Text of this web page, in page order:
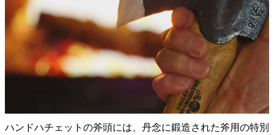
ハンドハチェットの斧頭には、丹念に鍛造された斧用の特別